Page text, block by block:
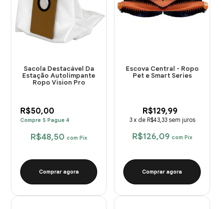
Sacola Destacável Da
Estação Autolimpante
Ropo Vision Pro
R$50,00
Compre 5 Pague 4
R$48,50 com Pix
Comprar agora
Escova Central - Ropo
Pet e Smart Series
R$129,99
R$126,09 com Pix
3 x de R$43,33 sem juros
Comprar agora